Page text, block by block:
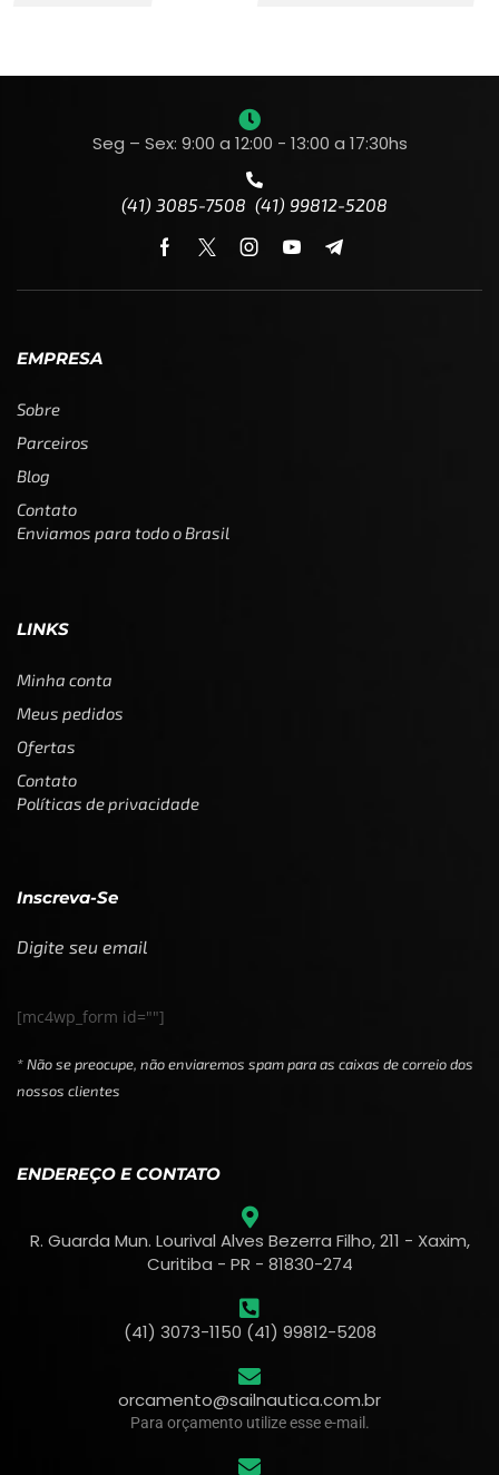
Seg – Sex: 9:00 a 12:00 - 13:00 a 17:30hs
(41) 3085-7508 (41) 99812-5208
EMPRESA
Sobre
Parceiros
Blog
Contato
Enviamos para todo o Brasil
LINKS
Minha conta
Meus pedidos
Ofertas
Contato
Políticas de privacidade
Inscreva-Se
Digite seu email
[mc4wp_form id=""]
* Não se preocupe, não enviaremos spam para as caixas de correio dos
nossos clientes
ENDEREÇO E CONTATO
R. Guarda Mun. Lourival Alves Bezerra Filho, 211 - Xaxim,
Curitiba - PR - 81830-274
(41) 3073-1150 (41) 99812-5208
orcamento@sailnautica.com.br
Para orçamento utilize esse e-mail.